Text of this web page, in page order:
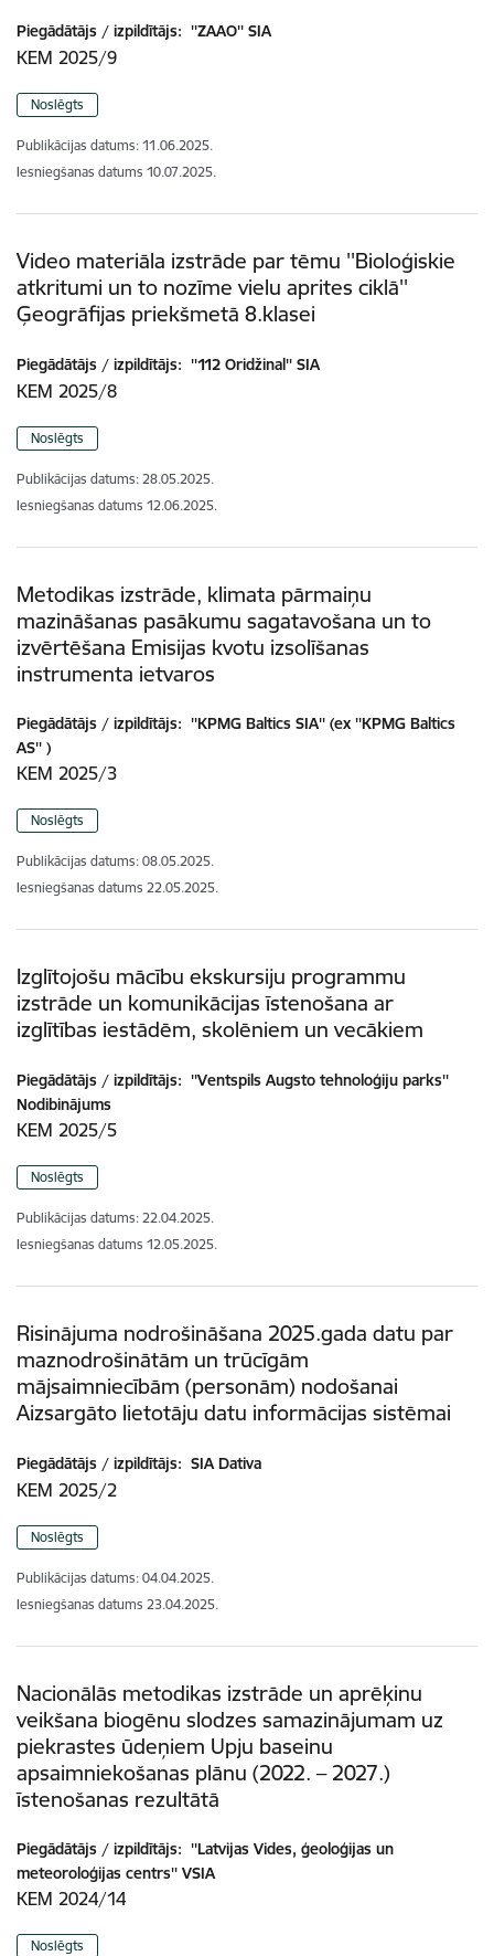
Piegādātājs / izpildītājs: ''ZAAO'' SIA
KEM 2025/9
Noslēgts
Publikācijas datums: 11.06.2025.
Iesniegšanas datums 10.07.2025.
Video materiāla izstrāde par tēmu ''Bioloģiskie
atkritumi un to nozīme vielu aprites ciklā''
Ģeogrāfijas priekšmetā 8.klasei
Piegādātājs / izpildītājs: ''112 Oridžinal'' SIA
KEM 2025/8
Noslēgts
Publikācijas datums: 28.05.2025.
Iesniegšanas datums 12.06.2025.
Metodikas izstrāde, klimata pārmaiņu
mazināšanas pasākumu sagatavošana un to
izvērtēšana Emisijas kvotu izsolīšanas
instrumenta ietvaros
Piegādātājs / izpildītājs: ''KPMG Baltics SIA'' (ex ''KPMG Baltics
AS'' )
KEM 2025/3
Noslēgts
Publikācijas datums: 08.05.2025.
Iesniegšanas datums 22.05.2025.
Izglītojošu mācību ekskursiju programmu
izstrāde un komunikācijas īstenošana ar
izglītības iestādēm, skolēniem un vecākiem
Piegādātājs / izpildītājs: ''Ventspils Augsto tehnoloģiju parks''
Nodibinājums
KEM 2025/5
Noslēgts
Publikācijas datums: 22.04.2025.
Iesniegšanas datums 12.05.2025.
Risinājuma nodrošināšana 2025.gada datu par
maznodrošinātām un trūcīgām
mājsaimniecībām (personām) nodošanai
Aizsargāto lietotāju datu informācijas sistēmai
Piegādātājs / izpildītājs: SIA Dativa
KEM 2025/2
Noslēgts
Publikācijas datums: 04.04.2025.
Iesniegšanas datums 23.04.2025.
Nacionālās metodikas izstrāde un aprēķinu
veikšana biogēnu slodzes samazinājumam uz
piekrastes ūdeņiem Upju baseinu
apsaimniekošanas plānu (2022. – 2027.)
īstenošanas rezultātā
Piegādātājs / izpildītājs: ''Latvijas Vides, ģeoloģijas un
meteoroloģijas centrs'' VSIA
KEM 2024/14
Noslēgts